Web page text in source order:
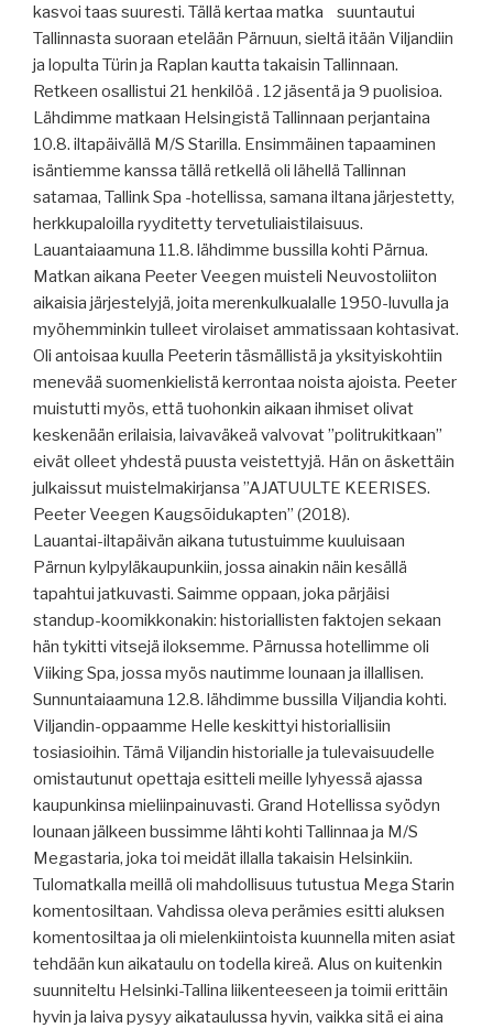
kasvoi taas suuresti. Tällä kertaa matka
suuntautui
Tallinnasta suoraan etelään Pärnuun, sieltä itään Viljandiin
ja lopulta Türin ja Raplan kautta takaisin Tallinnaan.
Retkeen osallistui 21 henkilöä . 12 jäsentä ja 9 puolisioa.
Lähdimme matkaan Helsingistä Tallinnaan perjantaina
10.8. iltapäivällä M/S Starilla. Ensimmäinen tapaaminen
isäntiemme kanssa tällä retkellä oli lähellä Tallinnan
satamaa, Tallink Spa -hotellissa, samana iltana järjestetty,
herkkupaloilla ryyditetty tervetuliaistilaisuus.
Lauantaiaamuna 11.8. lähdimme bussilla kohti Pärnua.
Matkan aikana Peeter Veegen muisteli Neuvostoliiton
aikaisia järjestelyjä, joita merenkulkualalle 1950-luvulla ja
myöhemminkin tulleet virolaiset ammatissaan kohtasivat.
Oli antoisaa kuulla Peeterin täsmällistä ja yksityiskohtiin
menevää suomenkielistä kerrontaa noista ajoista. Peeter
muistutti myös, että tuohonkin aikaan ihmiset olivat
keskenään erilaisia, laivaväkeä valvovat ”politrukitkaan”
eivät olleet yhdestä puusta veistettyjä. Hän on äskettäin
julkaissut muistelmakirjansa ”AJATUULTE KEERISES.
Peeter Veegen Kaugsõidukapten” (2018).
Lauantai-iltapäivän aikana tutustuimme kuuluisaan
Pärnun kylpyläkaupunkiin, jossa ainakin näin kesällä
tapahtui jatkuvasti. Saimme oppaan, joka pärjäisi
standup-koomikkonakin: historiallisten faktojen sekaan
hän tykitti vitsejä iloksemme. Pärnussa hotellimme oli
Viiking Spa, jossa myös nautimme lounaan ja illallisen.
Sunnuntaiaamuna 12.8. lähdimme bussilla Viljandia kohti.
Viljandin-oppaamme Helle keskittyi historiallisiin
tosiasioihin. Tämä Viljandin historialle ja tulevaisuudelle
omistautunut opettaja esitteli meille lyhyessä ajassa
kaupunkinsa mieliinpainuvasti. Grand Hotellissa syödyn
lounaan jälkeen bussimme lähti kohti Tallinnaa ja M/S
Megastaria, joka toi meidät illalla takaisin Helsinkiin.
Tulomatkalla meillä oli mahdollisuus tutustua Mega Starin
komentosiltaan. Vahdissa oleva perämies esitti aluksen
komentosiltaa ja oli mielenkiintoista kuunnella miten asiat
tehdään kun aikataulu on todella kireä. Alus on kuitenkin
suunniteltu Helsinki-Tallina liikenteeseen ja toimii erittäin
hyvin ja laiva pysyy aikataulussa hyvin, vaikka sitä ei aina